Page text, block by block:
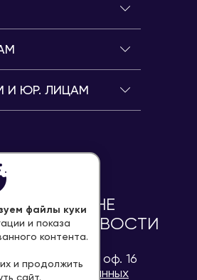
И ЮР. ЛИЦАМ
МНЕ
НА НОВОСТИ
ул.Минина, д.1, оф. 16
данных
файлы куки
и показа
контента.
их и продолжить